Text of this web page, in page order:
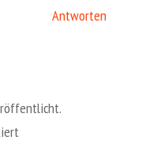
Antworten